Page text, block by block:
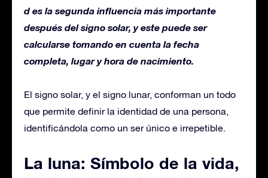
d es la segunda influencia más importante
después del signo solar, y este puede ser
calcularse tomando en cuenta la fecha
completa, lugar y hora de nacimiento.
El signo solar, y el signo lunar, conforman un todo
que permite definir la identidad de una persona,
identificándola como un ser único e irrepetible.
La luna: Símbolo de la vida,